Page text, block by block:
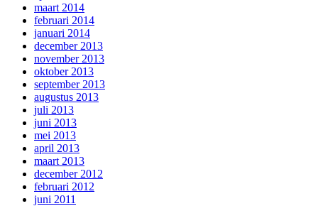
maart 2014
februari 2014
januari 2014
december 2013
november 2013
oktober 2013
september 2013
augustus 2013
juli 2013
juni 2013
mei 2013
april 2013
maart 2013
december 2012
februari 2012
juni 2011